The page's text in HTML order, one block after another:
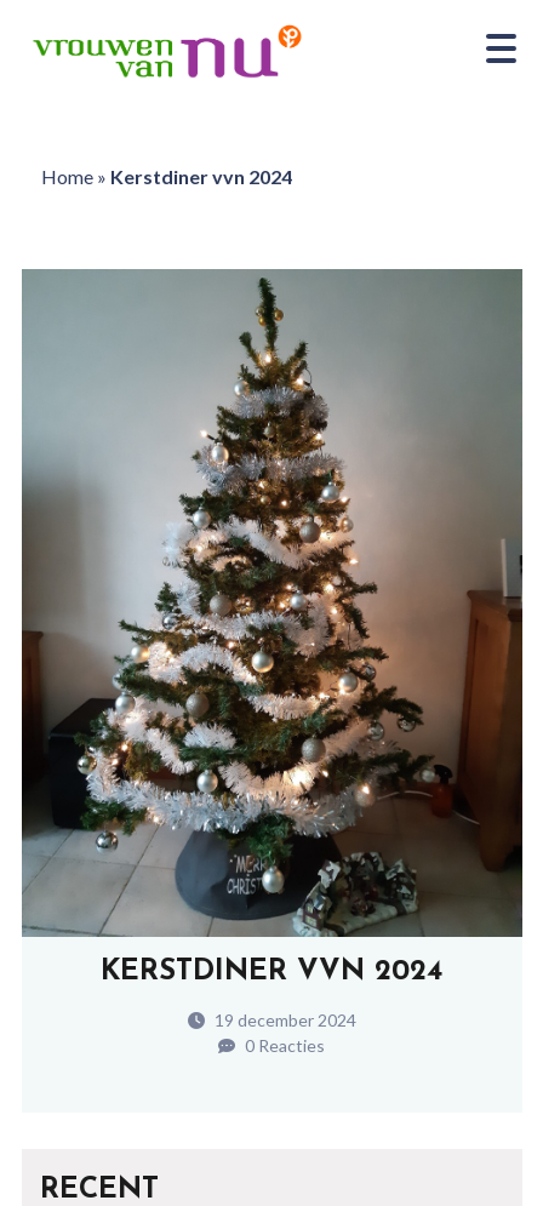
Home» Kerstdiner vvn 2024
KERSTDINER VVN 2024
19 december 2024
0 Reacties
RECENT